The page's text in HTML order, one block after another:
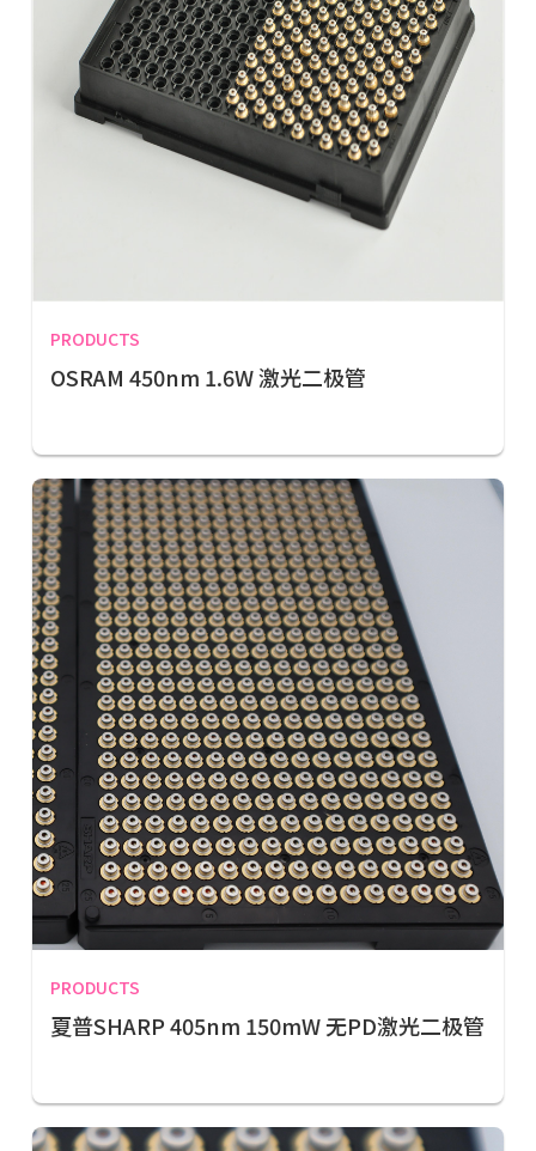
PRODUCTS
OSRAM 450nm 1.6W 激光二极管
PRODUCTS
夏普SHARP 405nm 150mW 无PD激光二极管